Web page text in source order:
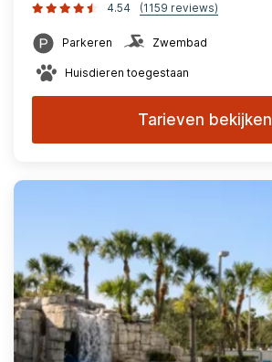
4.54
(1159 reviews)
Parkeren Zwembad
Huisdieren toegestaan
Tarieven bekijken